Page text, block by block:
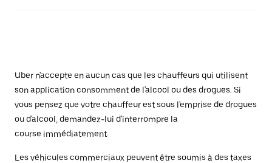
Uber n'accepte en aucun cas que les chauffeurs qui utilisent
son application consomment de l'alcool ou des drogues. Si
vous pensez que votre chauffeur est sous l'emprise de drogues
ou d'alcool, demandez-lui d'interrompre la
course immédiatement.
Les véhicules commerciaux peuvent être soumis à des taxes